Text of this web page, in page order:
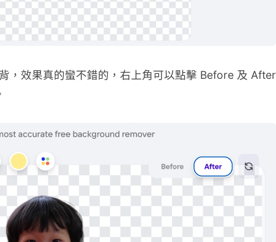
，效果真的蠻不錯的，右上角可以點擊 Before 及 After